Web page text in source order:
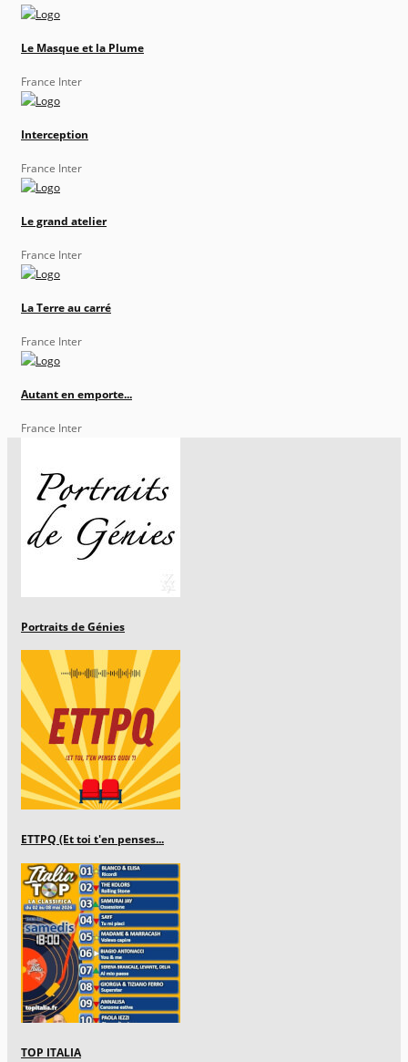
Le Masque et la Plume
France Inter
Interception
France Inter
Le grand atelier
France Inter
La Terre au carré
France Inter
Autant en emporte...
France Inter
Portraits de Génies
ETTPQ (Et toi t'en penses...
TOP ITALIA